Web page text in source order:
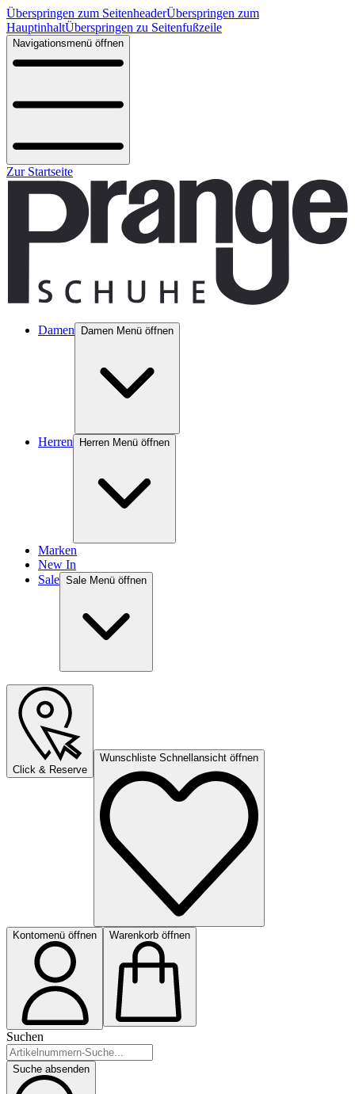
Überspringen zum SeitenheaderÜberspringen zum
HauptinhaltÜberspringen zu Seitenfußzeile
Navigationsmenü öffnen
Zur Startseite
Damen Damen Menü öffnen
Herren Herren Menü öffnen
Marken
New In
Sale Sale Menü öffnen
Click & Reserve
Wunschliste Schnellansicht öffnen
Kontomenü öffnen Warenkorb öffnen
Suchen
Suche absenden